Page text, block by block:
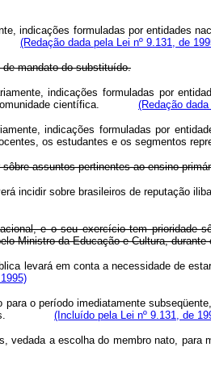
indicações formuladas por entidades
(Redação dada pela Lei nº 9.131, de
mandato do substituído.
indicações formuladas por
científica.
(Redação
indicações formuladas por
os estudantes e os
assuntos pertinentes ao ensino
incidir sobre brasileiros de
e o seu exercício tem
Ministro da Educação e Cultura, durante
levará em conta a necessidade de
o período imediatamente
(Incluído pela Lei nº 9.131, de
vedada a escolha do membro